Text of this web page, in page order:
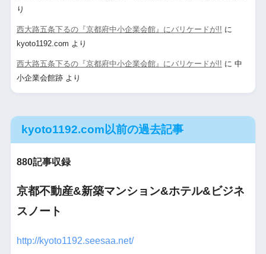
り
西大路五条下るの『京都府中小企業会館』にバリケードが!! に
kyoto1192.com より
西大路五条下るの『京都府中小企業会館』にバリケードが!! に 中
小企業会館跡より
kyoto1192.com以前の過去記事
880記事収録
京都不動産&新築マンション&ホテル&ビジネ
スノート
http://kyoto1192.seesaa.net/